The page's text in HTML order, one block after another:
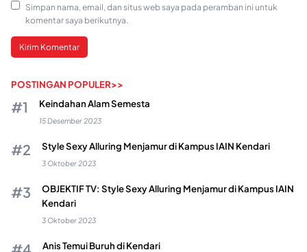
Simpan nama, email, dan situs web saya pada peramban ini untuk
komentar saya berikutnya.
POSTINGAN POPULER>>
Keindahan Alam Semesta
15 Desember 2023
Style Sexy Alluring Menjamur di Kampus IAIN Kendari
3 Oktober 2023
OBJEKTIF TV: Style Sexy Alluring Menjamur di Kampus IAIN
Kendari
3 Oktober 2023
Anis Temui Buruh di Kendari